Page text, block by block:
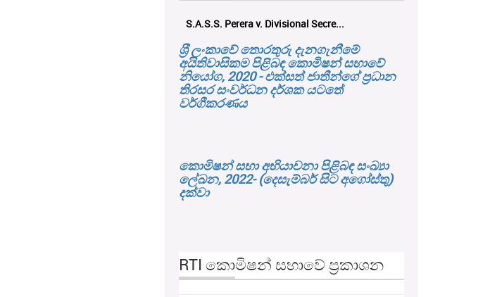
S.A.S.S. Perera v. Divisional Secre...
ශ‍්‍රී ලංකාවේ තොරතුරු දැනගැනීමේ
අයිතිවාසිකම පිළිබඳ කොමිෂන් සභාවේ
නියෝග, 2020 - එක්සත් ජාතීන්ගේ ප්‍රධාන
තිරසර සංවර්ධන දර්ශක යටතේ
වර්ගීකරණය
කොමිෂන් සභා අභියාචනා පිළිබඳ සංඛ්‍යා
ලේඛන, 2022- (දෙසැම්බර් සිට අගෝස්තු)
දක්වා
RTI කොමිෂන් සභාවේ ප්‍රකාශන